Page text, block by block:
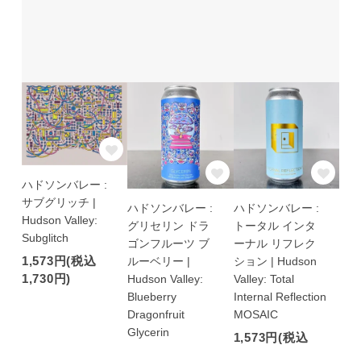
ハドソンバレー :
サブグリッチ |
Hudson Valley:
Subglitch
1,573円(税込
1,730円)
ハドソンバレー :
グリセリン ドラ
ゴンフルーツ ブ
ルーベリー |
Hudson Valley:
Blueberry
Dragonfruit
Glycerin
ハドソンバレー :
トータル インタ
ーナル リフレク
ション | Hudson
Valley: Total
Internal Reflection
MOSAIC
1,573円(税込